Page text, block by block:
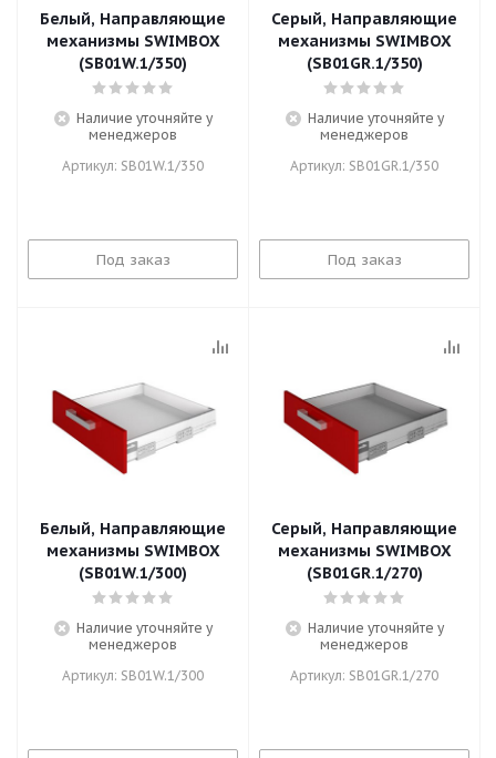
Белый, Направляющие
механизмы SWIMBOX
(SB01W.1/350)
Наличие уточняйте у
менеджеров
Артикул: SB01W.1/350
Под заказ
Серый, Направляющие
механизмы SWIMBOX
(SB01GR.1/350)
Наличие уточняйте у
менеджеров
Артикул: SB01GR.1/350
Под заказ
Белый, Направляющие
механизмы SWIMBOX
(SB01W.1/300)
Наличие уточняйте у
менеджеров
Артикул: SB01W.1/300
Серый, Направляющие
механизмы SWIMBOX
(SB01GR.1/270)
Наличие уточняйте у
менеджеров
Артикул: SB01GR.1/270